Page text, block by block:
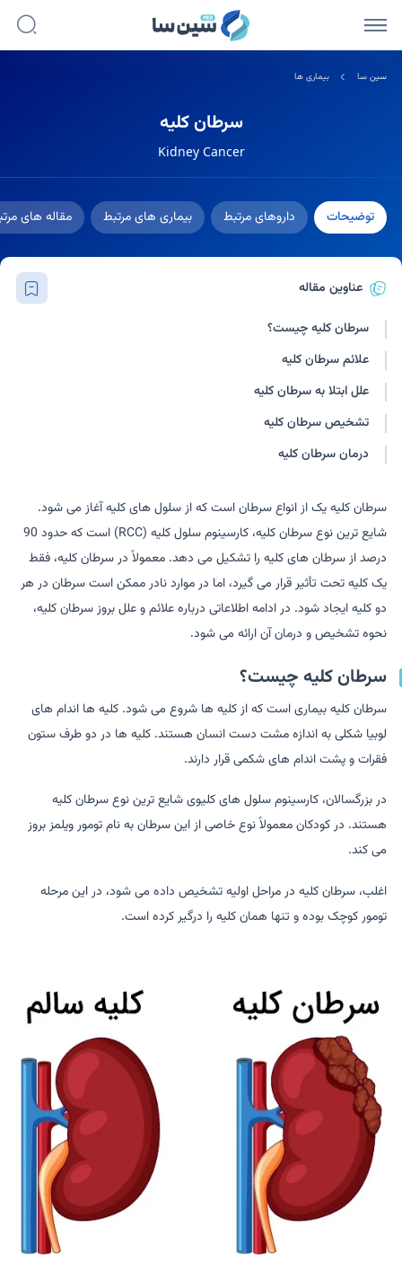
سین سا بیماری ها
سرطان کلیه
Kidney Cancer
توضیحات داروهای مرتبط بیماری های مرتبط مقاله های
عناوین مقاله
سرطان کلیه چیست؟
علائم سرطان کلیه
علل ابتلا به سرطان کلیه
تشخیص سرطان کلیه
درمان سرطان کلیه
سرطان کلیه یک از انواع سرطان است که از سلول های کلیه آغاز می شود.
شایع ترین نوع سرطان کلیه، کارسینوم سلول کلیه (RCC) است که حدود 90
درصد از سرطان های کلیه را تشکیل می دهد. معمولاً در سرطان کلیه، فقط
یک کلیه تحت تأثیر قرار می گیرد، اما در موارد نادر ممکن است سرطان در هر
دو کلیه ایجاد شود. در ادامه اطلاعاتی درباره علائم و علل بروز سرطان کلیه،
نحوه تشخیص و درمان آن ارائه می شود.
سرطان کلیه چیست؟
سرطان کلیه بیماری است که از کلیه ها شروع می شود. کلیه ها اندام های
لوبیا شکلی به اندازه مشت دست انسان هستند. کلیه ها در دو طرف ستون
فقرات و پشت اندام های شکمی قرار دارند.
در بزرگسالان، کارسینوم سلول های کلیوی شایع ترین نوع سرطان کلیه
هستند. در کودکان معمولاً نوع خاصی از این سرطان به نام تومور ویلمز بروز
می کند.
اغلب، سرطان کلیه در مراحل اولیه تشخیص داده می شود، در این مرحله
تومور کوچک بوده و تنها همان کلیه را درگیر کرده است.